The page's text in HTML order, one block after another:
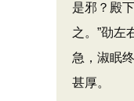
是邪？殿
之。”劭左
急，淑眠
甚厚。